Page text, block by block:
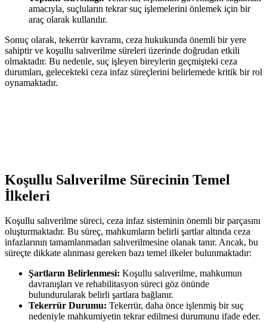
amacıyla, suçluların tekrar suç işlemelerini önlemek için ‌bir
araç olarak kullanılır.
Sonuç olarak, tekerrür kavramı, ceza​ hukukunda önemli bir yere
sahiptir ve‌ koşullu salıverilme süreleri üzerinde doğrudan etkili
olmaktadır. Bu nedenle,⁤ suç⁣ işleyen bireylerin ‍geçmişteki ceza
⁢durumları, ⁢gelecekteki ceza infaz süreçlerini ​belirlemede⁣ kritik ⁣bir rol
‌oynamaktadır.
Koşullu ​Salıverilme‌ Sürecinin Temel
İlkeleri
Koşullu salıverilme‌ süreci, ‌ceza infaz sisteminin önemli bir ‌parçasını
​oluşturmaktadır. Bu süreç, mahkumların belirli ‍şartlar altında ⁣ceza
infazlarının ​tamamlanmadan ⁣salıverilmesine olanak tanır. Ancak, bu
süreçte dikkate alınması gereken bazı temel ilkeler bulunmaktadır:
Şartların Belirlenmesi: Koşullu salıverilme, mahkumun ​
davranışları‍ ve ⁢rehabilitasyon süreci göz önünde⁤
bulundurularak‍ belirli şartlara bağlanır.
Tekerrür Durumu: ⁤Tekerrür,⁣ daha önce işlenmiş bir suç⁢
nedeniyle ⁤mahkumiyetin tekrar‍ edilmesi durumunu⁢ ifade eder.⁢